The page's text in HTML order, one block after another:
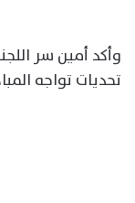
وأكد أمين سر
تحديات تواجه